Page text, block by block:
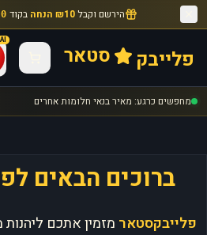
הירשם וקבל₪10 הנחה בקוד
פלייבק סטאר
AI
מחפשים כרגע: מאיר בנאי חלומות אחרים
ברוכים הבאים
פלייבקסטאר מזמין אתכם ליהנות